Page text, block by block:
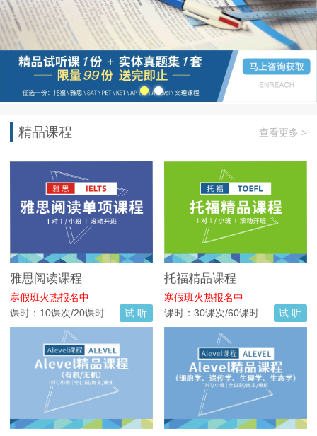
精品课程 查看更多 >
雅思阅读课程
寒假班火热报名中
课时：10课次/20课时
试 听
托福精品课程
寒假班火热报名中
课时：30课次/60课时
试 听